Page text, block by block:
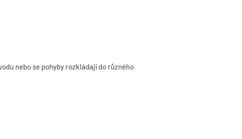
nebo se pohyby rozkládají do různého